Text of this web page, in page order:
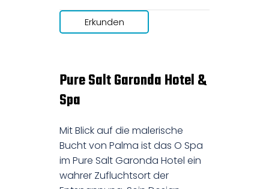
Erkunden
Pure Salt Garonda Hotel &
Spa
Mit Blick auf die malerische
Bucht von Palma ist das O Spa
im Pure Salt Garonda Hotel ein
wahrer Zufluchtsort der